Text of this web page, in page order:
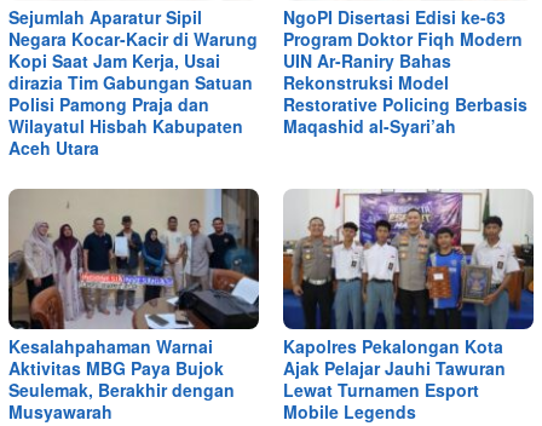
Sejumlah Aparatur Sipil
Negara Kocar-Kacir di Warung
Kopi Saat Jam Kerja, Usai
dirazia Tim Gabungan Satuan
Polisi Pamong Praja dan
Wilayatul Hisbah Kabupaten
Aceh Utara
NgoPI Disertasi Edisi ke-63
Program Doktor Fiqh Modern
UIN Ar-Raniry Bahas
Rekonstruksi Model
Restorative Policing Berbasis
Maqashid al-Syari’ah
Kesalahpahaman Warnai
Aktivitas MBG Paya Bujok
Seulemak, Berakhir dengan
Musyawarah
Kapolres Pekalongan Kota
Ajak Pelajar Jauhi Tawuran
Lewat Turnamen Esport
Mobile Legends